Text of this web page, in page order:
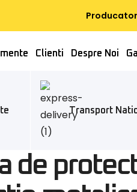
Clienti Despre Noi
Transport
de